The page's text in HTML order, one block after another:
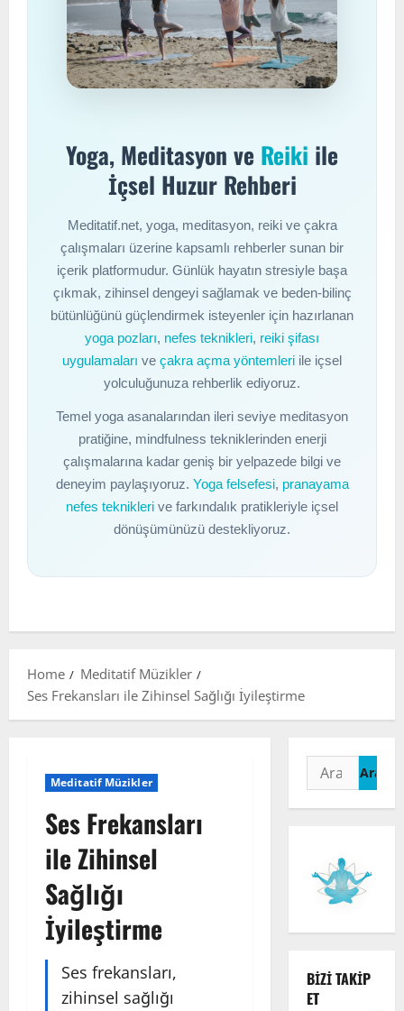
Yoga, Meditasyon ve Reiki ile
İçsel Huzur Rehberi
Meditatif.net, yoga, meditasyon, reiki ve çakra
çalışmaları üzerine kapsamlı rehberler sunan bir
içerik platformudur. Günlük hayatın stresiyle başa
çıkmak, zihinsel dengeyi sağlamak ve beden-bilinç
bütünlüğünü güçlendirmek isteyenler için hazırlanan
yoga pozları, nefes teknikleri, reiki şifası
uygulamaları ve çakra açma yöntemleri ile içsel
yolculuğunuza rehberlik ediyoruz.
Temel yoga asanalarından ileri seviye meditasyon
pratiğine, mindfulness tekniklerinden enerji
çalışmalarına kadar geniş bir yelpazede bilgi ve
deneyim paylaşıyoruz. Yoga felsefesi, pranayama
nefes teknikleri ve farkındalık pratikleriyle içsel
dönüşümünüzü destekliyoruz.
Home
Meditatif Müzikler
Ses Frekansları ile Zihinsel Sağlığı İyileştirme
Meditatif Müzikler
Ses Frekansları
ile Zihinsel
Sağlığı
İyileştirme
Ses frekansları,
zihinsel sağlığı
Arama:
BIZI TAKIP
ET